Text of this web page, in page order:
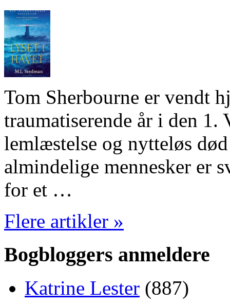
Tom Sherbourne er vendt
traumatiserende år i den
lemlæstelse og nytteløs
almindelige mennesker er
for et …
Flere artikler »
Bogbloggers anmeldere
Katrine Lester (887)